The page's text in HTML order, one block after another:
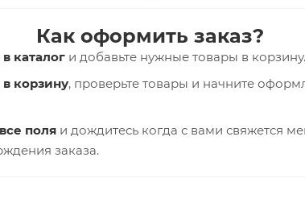
Как оформить заказ?
каталоги добавьте нужные товары в корзину.
корзину, проверьте товары и начните
поляи дождитесь когда с вами свяжется
заказа.